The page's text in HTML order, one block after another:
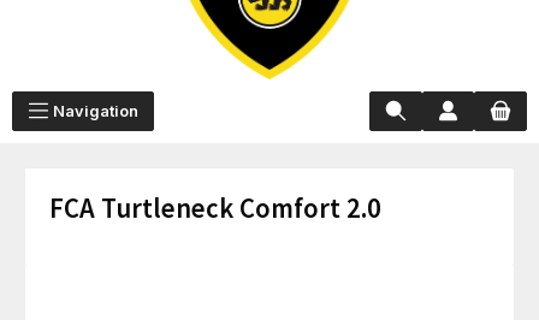
Navigation
FCA Turtleneck Comfort 2.0